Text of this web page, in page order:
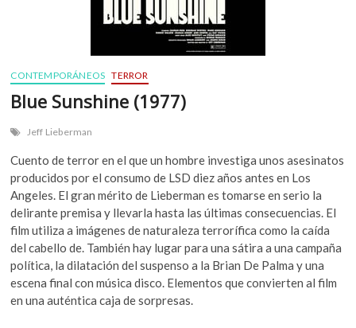
CONTEMPORÁNEOS TERROR
Blue Sunshine (1977)
Jeff Lieberman
Cuento de terror en el que un hombre investiga unos asesinatos
producidos por el consumo de LSD diez años antes en Los
Angeles. El gran mérito de Lieberman es tomarse en serio la
delirante premisa y llevarla hasta las últimas consecuencias. El
film utiliza a imágenes de naturaleza terrorífica como la caída
del cabello de. También hay lugar para una sátira a una campaña
política, la dilatación del suspenso a la Brian De Palma y una
escena final con música disco. Elementos que convierten al film
en una auténtica caja de sorpresas.